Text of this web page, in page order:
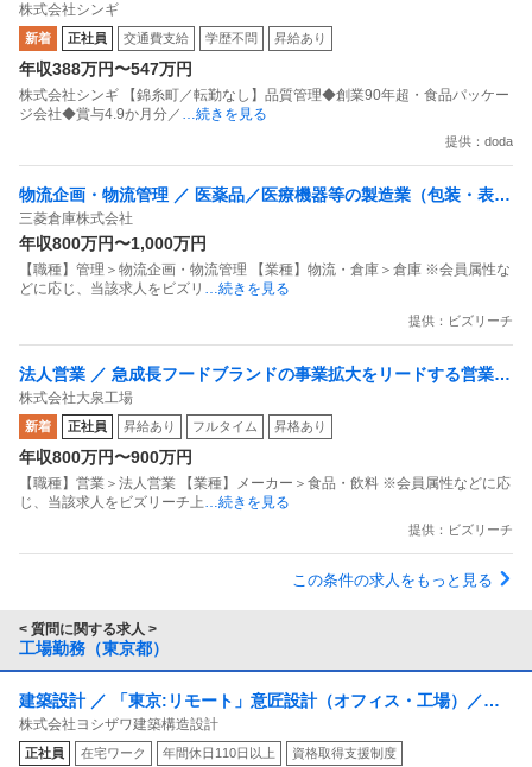
与4.9か月分／福利厚生充実
株式会社シンギ
新着 正社員 交通費支給 学歴不問 昇給あり
年収388万円〜547万円
株式会社シンギ 【錦糸町／転勤なし】品質管理◆創業90年超・食品パッケー
ジ会社◆賞与4.9か月分／ …続きを見る
提供：doda
物流企画・物流管理 ／ 医薬品／医療機器等の製造業（包装・表
示・保管）の薬剤師／ 医薬品関連部門における品質保証担当者
（責任者候補／薬剤師）
三菱倉庫株式会社
年収800万円〜1,000万円
【職種】管理＞物流企画・物流管理 【業種】物流・倉庫＞倉庫 ※会員属性な
どに応じ、当該求人をビズリ …続きを見る
提供：ビズリーチ
法人営業 ／ 急成長フードブランドの事業拡大をリードする営業リ
ーダー
株式会社大泉工場
新着 正社員 昇給あり フルタイム 昇格あり
年収800万円〜900万円
【職種】営業＞法人営業 【業種】メーカー＞食品・飲料 ※会員属性などに応
じ、当該求人をビズリーチ上…続きを見る
提供：ビズリーチ
この条件の求人をもっと見る
< 質問に関する求人 >
工場勤務（東京都）
建築設計 ／ 「東京:リモート」意匠設計（オフィス・工場）／建
築士資格「各種手当など福利厚生充実」100％元請け案件／直行直
帰可能／上流工程
株式会社ヨシザワ建築構造設計
正社員 在宅ワーク 年間休日110日以上 資格取得支援制度